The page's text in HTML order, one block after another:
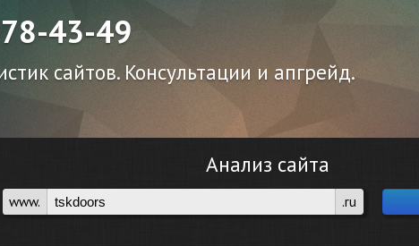
43-49
сайтов. Консультации и апгрейд.
Анализ сайта
www. .ru